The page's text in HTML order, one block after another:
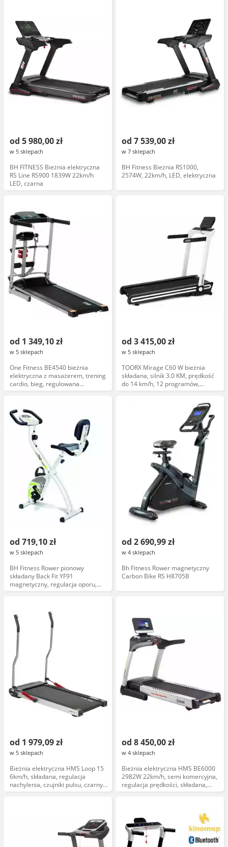
od 5 980,00 zł
w 5 sklepach
BH FITNESS Bieżnia elektryczna
RS Line RS900 1839W 22km/h
LED, czarna
od 7 539,00 zł
w 7 sklepach
BH Fitness Bieżnia RS1000,
2574W, 22km/h, LED, elektryczna
od 1 349,10 zł
w 5 sklepach
One Fitness BE4540 bieżnia
elektryczna z masażerem, trening
cardio, bieg, regulowana
prędkość, składana, wyświetlacz
od 3 415,00 zł
w 5 sklepach
TOORX Mirage C60 W bieżnia
składana, silnik 3.0 KM, prędkość
do 14 km/h, 12 programów,
podświetlany wyświetlacz,
od 719,10 zł
w 5 sklepach
BH Fitness Rower pionowy
składany Back Fit YF91
magnetyczny, regulacja oporu,
oparcie, czarny
od 2 690,99 zł
w 4 sklepach
Bh Fitness Rower magnetyczny
Carbon Bike RS H8705B
od 1 979,09 zł
w 5 sklepach
Bieżnia elektryczna HMS Loop 15
6km/h, składana, regulacja
nachylenia, czujniki pulsu, czarny,
model 2023
od 8 450,00 zł
w 4 sklepach
Bieżnia elektryczna HMS BE6000
2982W 22km/h, semi komercyjna,
regulacja prędkości, składana,
czarna